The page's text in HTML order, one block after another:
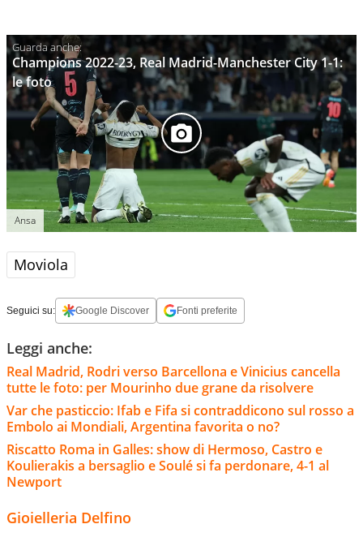
Champions 2022-23, Real Madrid-Manchester City 1-1:
le foto
Ansa
Moviola
Seguici su: Google Discover Fonti preferite
Leggi anche:
Real Madrid, Rodri verso Barcellona e Vinicius cancella
tutte le foto: per Mourinho due grane da risolvere
Var che pasticcio: Ifab e Fifa si contraddicono sul rosso a
Embolo ai Mondiali, Argentina favorita o no?
Riscatto Roma in Galles: show di Hermoso, Castro e
Koulierakis a bersaglio e Soulé si fa perdonare, 4-1 al
Newport
Gioielleria Delfino